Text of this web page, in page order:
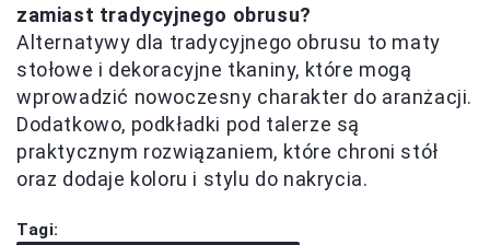
zamiast tradycyjnego obrusu?
Alternatywy dla tradycyjnego obrusu to maty
stołowe i dekoracyjne tkaniny, które mogą
wprowadzić nowoczesny charakter do aranżacji.
Dodatkowo, podkładki pod talerze są
praktycznym rozwiązaniem, które chroni stół
oraz dodaje koloru i stylu do nakrycia.
Tagi: